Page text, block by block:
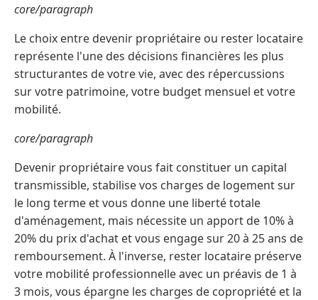
core/paragraph
Le choix entre devenir propriétaire ou rester locataire
représente l'une des décisions financières les plus
structurantes de votre vie, avec des répercussions
sur votre patrimoine, votre budget mensuel et votre
mobilité.
core/paragraph
Devenir propriétaire vous fait constituer un capital
transmissible, stabilise vos charges de logement sur
le long terme et vous donne une liberté totale
d'aménagement, mais nécessite un apport de 10% à
20% du prix d'achat et vous engage sur 20 à 25 ans de
remboursement. À l'inverse, rester locataire préserve
votre mobilité professionnelle avec un préavis de 1 à
3 mois, vous épargne les charges de copropriété et la